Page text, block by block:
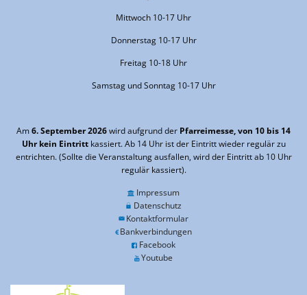
Mittwoch 10-17 Uhr
Donnerstag 10-17 Uhr
Freitag 10-18 Uhr
Samstag und Sonntag 10-17 Uhr
Am6. September 2026wird aufgrund der Pfarreimesse, von 10 bis 14
Uhr kein Eintrittkassiert. Ab 14 Uhr ist der Eintritt wieder regulär zu
entrichten. (Sollte die Veranstaltung ausfallen, wird der Eintritt ab 10 Uhr
regulär kassiert).
Impressum
Datenschutz
Kontaktformular
Bankverbindungen
Facebook
Youtube